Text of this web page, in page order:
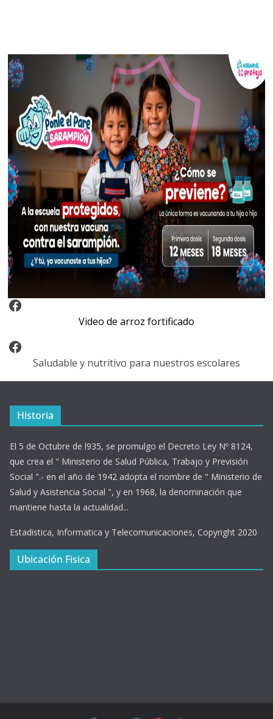
Video Arroz Fortificado
Video de arroz fortificado
Facebook
Saludable y nutritivo para nuestros escolares
Historia
El 5 de Octubre de l935, se promulgo el Decreto Ley Nº 8124,
que crea el " Ministerio de Salud Pública, Trabajo y Previsión
Social ".- en el año de 1942 adopta el nombre de " Ministerio de
Salud y Asistencia Social ", y en 1968, la denominación que
mantiene hasta la actualidad...
Estadistica, Informatica y Telecomunicaciones, Copyright 2020
Ubicación Fisica